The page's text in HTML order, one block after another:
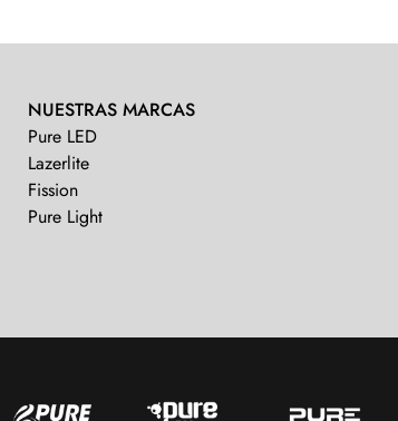
NUESTRAS MARCAS
Pure LED
Lazerlite
Fission
Pure Light